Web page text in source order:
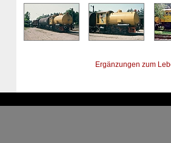
Ergänzungen zum